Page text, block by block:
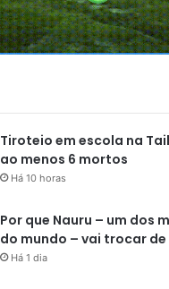
Tiroteio em escola na
ao menos 6 mortos
Há 10 horas
Por que Nauru – um dos
do mundo – vai trocar de
Há 1 dia